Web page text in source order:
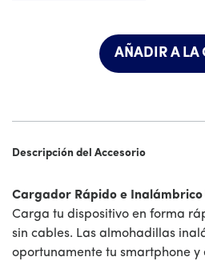
AÑADIR A LA
Descripción del Accesorio
Cargador Rápido e
Carga tu dispositivo en forma
sin cables. Las almohadillas
oportunamente tu smartphone y